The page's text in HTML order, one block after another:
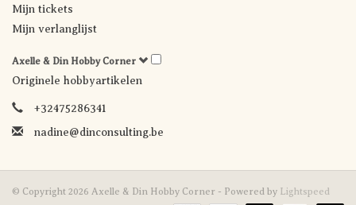
Mijn tickets
Mijn verlanglijst
Axelle & Din Hobby Corner
Originele hobbyartikelen
+32475286341
nadine@dinconsulting.be
© Copyright 2026 Axelle & Din Hobby Corner - Powered by Lightspeed